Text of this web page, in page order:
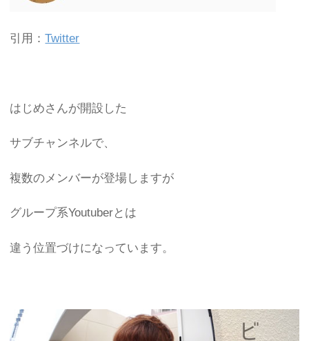
引用：Twitter
はじめさんが開設した
サブチャンネルで、
複数のメンバーが登場しますが
グループ系Youtuberとは
違う位置づけになっています。